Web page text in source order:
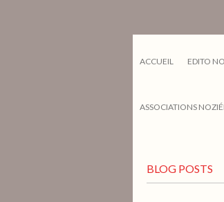
ACCUEIL EDITO
ASSOCIATIONS
BLOG POSTS